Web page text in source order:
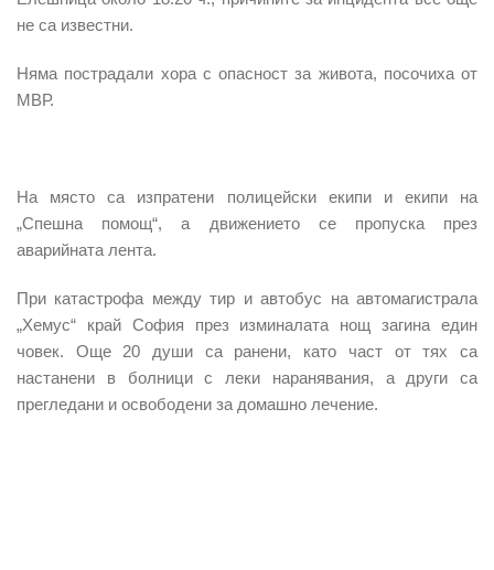
не са известни.
Няма пострадали хора с опасност за живота, посочиха от
МВР.
На място са изпратени полицейски екипи и екипи на
„Спешна помощ“, а движението се пропуска през
аварийната лента.
При катастрофа между тир и автобус наавтомагистрала
„Хемус“ край София през изминалата нощ загина един
човек. Още 20 души са ранени, като част от тях са
настанени в болници с леки наранявания, а други са
прегледани и освободени за домашно лечение.